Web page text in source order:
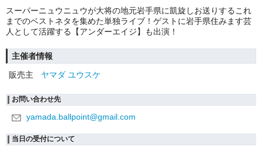
スーパーニュウニュウが大将の地元岩手県に凱旋しお送りするこれ
までのベストネタを集めた単独ライブ！ゲストに岩手県住みます芸
人として活躍する【アンダーエイジ】も出演！
主催者情報
販売主
ヤマダ ユウスケ
お問い合わせ先
yamada.ballpoint@gmail.com
当日の受付について